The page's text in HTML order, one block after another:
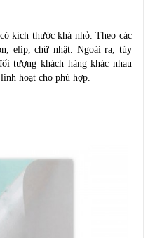
kích thước khá nhỏ. Theo các
elip, chữ nhật. Ngoài ra, tùy
tượng khách hàng khác nhau
hoạt cho phù hợp.